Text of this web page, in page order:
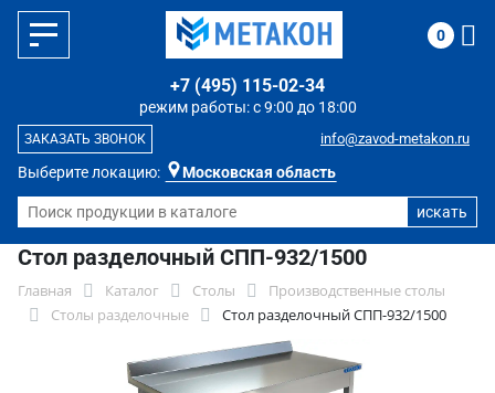
Выберите локацию: Московская область
режим работы: с 9:00 до 18:00
+7 (495) 115-02-34
info@zavod-metakon.ru
ЗАКАЗАТЬ ЗВОНОК
0
Стол разделочный СПП-932/1500
Главная Каталог Столы
Производственные столы
Столы разделочные
Стол разделочный СПП-932/1500